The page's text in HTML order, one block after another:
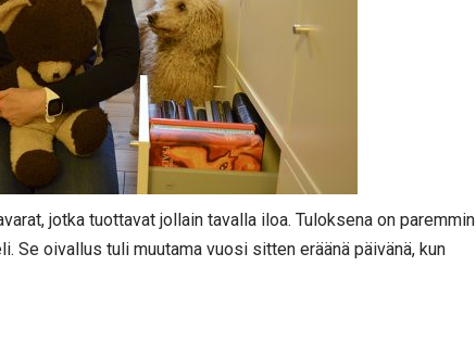
jotka tuottavat jollain tavalla iloa. Tuloksena on paremmin
Se oivallus tuli muutama vuosi sitten eräänä päivänä, kun